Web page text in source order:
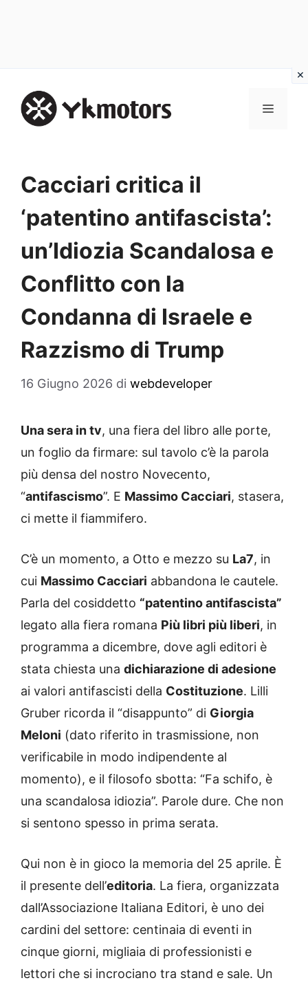
contenuto
MENU
Cacciari critica il
‘patentino antifascista’:
un’Idiozia Scandalosa e
Conflitto con la
Condanna di Israele e
Razzismo di Trump
16 Giugno 2026 di webdeveloper
Una sera in tv, una fiera del libro alle porte,
un foglio da firmare: sul tavolo c’è la parola
più densa del nostro Novecento,
“antifascismo”. E Massimo Cacciari, stasera,
ci mette il fiammifero.
C’è un momento, a Otto e mezzo su La7, in
cui Massimo Cacciari abbandona le cautele.
Parla del cosiddetto “patentino antifascista”
legato alla fiera romana Più libri più liberi, in
programma a dicembre, dove agli editori è
stata chiesta una dichiarazione di adesione
ai valori antifascisti della Costituzione. Lilli
Gruber ricorda il “disappunto” di Giorgia
Meloni (dato riferito in trasmissione, non
verificabile in modo indipendente al
momento), e il filosofo sbotta: “Fa schifo, è
una scandalosa idiozia”. Parole dure. Che non
si sentono spesso in prima serata.
Qui non è in gioco la memoria del 25 aprile. È
il presente dell’editoria. La fiera, organizzata
dall’Associazione Italiana Editori, è uno dei
cardini del settore: centinaia di eventi in
cinque giorni, migliaia di professionisti e
lettori che si incrociano tra stand e sale. Un